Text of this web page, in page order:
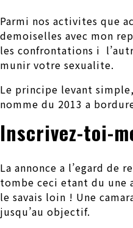
Parmi nos activites que
demoiselles avec mon
les confrontations i
munir votre sexualite.
Le principe levant
nomme du 2013 a
Inscrivez-toi-
La annonce a l’egard de
tombe ceci etant du une
le savais loin ! Une
jusqu’au objectif.